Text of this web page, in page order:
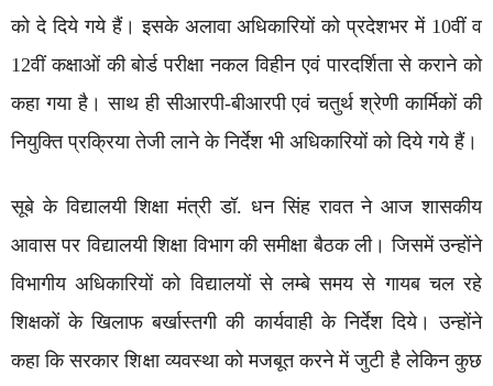
को दे दिये गये हैं। इसके अलावा अधिकारियों को प्रदेशभर में 10वीं व
12वीं कक्षाओं की बोर्ड परीक्षा नकल विहीन एवं पारदर्शिता से कराने को
कहा गया है। साथ ही सीआरपी-बीआरपी एवं चतुर्थ श्रेणी कार्मिकों की
नियुक्ति प्रक्रिया तेजी लाने के निर्देश भी अधिकारियों को दिये गये हैं।
सूबे के विद्यालयी शिक्षा मंत्री डॉ. धन सिंह रावत ने आज शासकीय
आवास पर विद्यालयी शिक्षा विभाग की समीक्षा बैठक ली। जिसमें उन्होंने
विभागीय अधिकारियों को विद्यालयों से लम्बे समय से गायब चल रहे
शिक्षकों के खिलाफ बर्खास्तगी की कार्यवाही के निर्देश दिये। उन्होंने
कहा कि सरकार शिक्षा व्यवस्था को मजबूत करने में जुटी है लेकिन कुछ